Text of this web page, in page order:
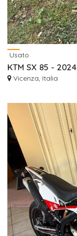
Usato
KTM SX 85 - 2024
Vicenza, Italia